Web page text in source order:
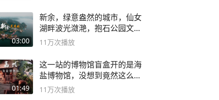
03:00
新余，绿意盎然的城市，仙女
湖畔波光潋滟，抱石公园文化
深邃……
11万次播放
01:49
这一站的博物馆盲盒开的是海
盐博物馆，没想到竟然这么好
逛！
11万次播放